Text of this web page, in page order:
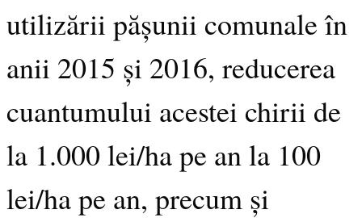
utilizării pășunii comunale în
anii 2015 și 2016, reducerea
cuantumului acestei chirii de
la 1.000 lei/ha pe an la 100
lei/ha pe an, precum și